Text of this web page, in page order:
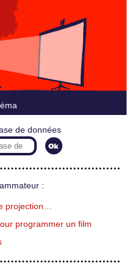
de données
:
projection…
programmer un film